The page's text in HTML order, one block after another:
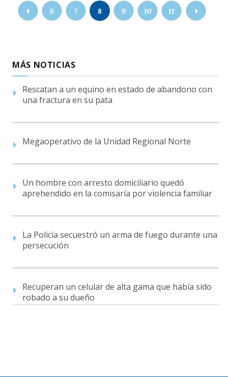
6 7 8 9 10 11
MÁS NOTICIAS
Rescatan a un equino en estado de abandono con
una fractura en su pata
Megaoperativo de la Unidad Regional Norte
Un hombre con arresto domiciliario quedó
aprehendido en la comisaría por violencia familiar
La Policía secuestró un arma de fuego durante una
persecución
Recuperan un celular de alta gama que había sido
robado a su dueño